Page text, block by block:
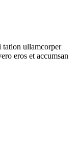
tation ullamcorper
eros et accumsan